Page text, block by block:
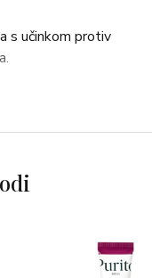
​​s učinkom protiv